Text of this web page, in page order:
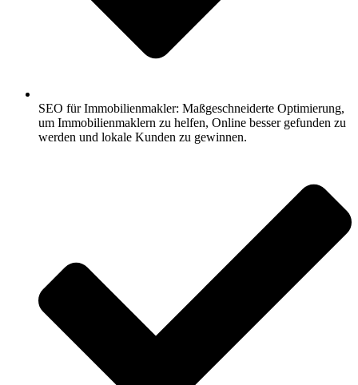
SEO für Immobilienmakler: Maßgeschneiderte Optimierung,
um Immobilienmaklern zu helfen, Online besser gefunden zu
werden und lokale Kunden zu gewinnen.